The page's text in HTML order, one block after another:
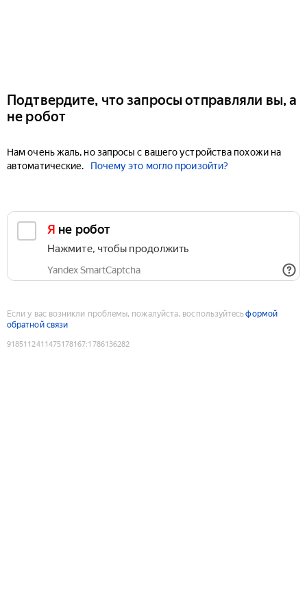
Подтвердите, что запросы отправляли вы, а
не робот
Нам очень жаль, но запросы с вашего устройства похожи на
автоматические.
Почему это могло произойти?
Я не робот
Нажмите, чтобы продолжить
Yandex SmartCaptcha
Если у вас возникли проблемы, пожалуйста, воспользуйтесьформой
обратной связи
9185112411475178167:1786136282